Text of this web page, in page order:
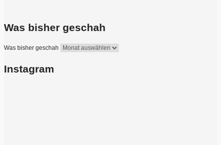
Was bisher geschah
Was bisher geschah
Instagram